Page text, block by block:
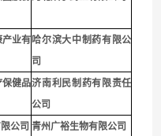
业有哈尔滨大中制药有限公
司
健品济南利民制药有限责任
公司
公司 青州广裕生物有限公司